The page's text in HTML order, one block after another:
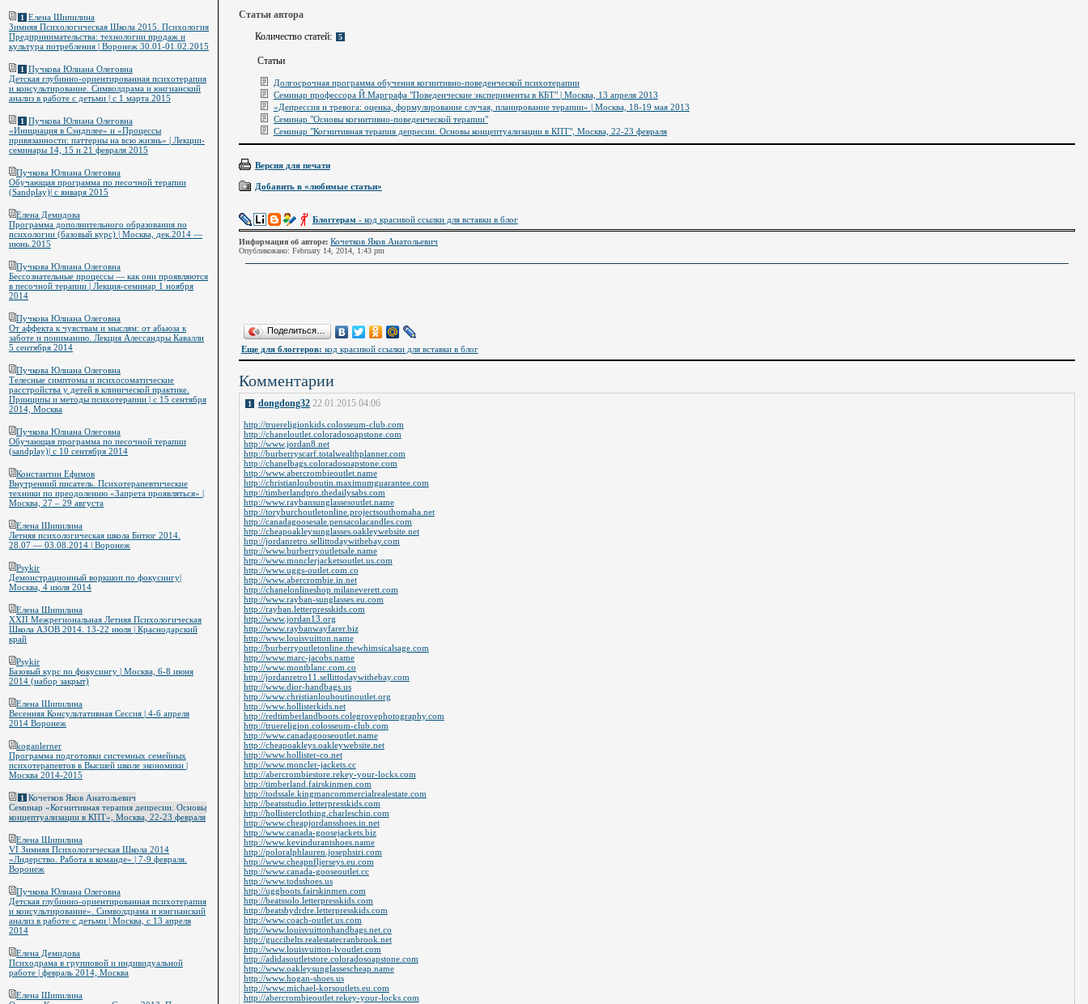
Статьи автора
Количество статей:
5
Статьи
Долгосрочная программа обучения когнитивно-поведенческой психотерапии
Семинар профессора Й.Марграфа "Поведенческие эксперименты в КБТ" | Москва, 13 апреля 2013
«Депрессия и тревога: оценка, формулирование случая, планирование терапии» | Москва, 18-19 мая 2013
Семинар "Основы когнитивно-поведенческой терапии"
Семинар "Когнитивная терапия депресии. Основы концептуализации в КПТ", Москва, 22-23 февраля
Версия для печати
Добавить в «любимые статьи»
Блоггерам - код красивой ссылки для вставки в блог
Информация об авторе: Кочетков Яков Анатольевич
Опубликовано: February 14, 2014, 1:43 pm
Поделиться…
Еще для блоггеров: код красивой ссылки для вставки в блог
Комментарии
1 dongdong32 22.01.2015 04:06
http://truereligionkids.colosseum-club.com
http://chaneloutlet.coloradosoapstone.com
http://www.jordan8.net
http://burberryscarf.totalwealthplanner.com
http://chanelbags.coloradosoapstone.com
http://www.abercrombieoutlet.name
http://christianlouboutin.maximumguarantee.com
http://timberlandpro.thedailysabs.com
http://www.raybansunglassesoutlet.name
http://toryburchoutletonline.projectsouthomaha.net
http://canadagoosesale.pensacolacandles.com
http://cheapoakleysunglasses.oakleywebsite.net
http://jordanretro.sellittodaywithebay.com
http://www.burberryoutletsale.name
http://www.monclerjacketsoutlet.us.com
http://www.uggs-outlet.com.co
http://www.abercrombie.in.net
http://chanelonlineshop.milaneverett.com
http://www.rayban-sunglasses.eu.com
http://rayban.letterpresskids.com
http://www.jordan13.org
http://www.raybanwayfarer.biz
http://www.louisvuitton.name
http://burberryoutletonline.thewhimsicalsage.com
http://www.marc-jacobs.name
http://www.montblanc.com.co
http://jordanretro11.sellittodaywithebay.com
http://www.dior-handbags.us
http://www.christianlouboutinoutlet.org
http://www.hollisterkids.net
http://redtimberlandboots.colegrovephotography.com
http://truereligion.colosseum-club.com
http://www.canadagooseoutlet.name
http://cheapoakleys.oakleywebsite.net
http://www.hollister-co.net
http://www.moncler-jackets.cc
http://abercrombiestore.rekey-your-locks.com
http://timberland.fairskinmen.com
http://todssale.kingmancommercialrealestate.com
http://beatsstudio.letterpresskids.com
http://hollisterclothing.charleschin.com
http://www.cheapjordansshoes.in.net
http://www.canada-goosejackets.biz
http://www.kevindurantshoes.name
http://poloralphlauren.josephsiri.com
http://www.cheapnfljerseys.eu.com
http://www.canada-gooseoutlet.cc
http://www.todsshoes.us
http://uggboots.fairskinmen.com
http://beatssolo.letterpresskids.com
http://beatsbydrdre.letterpresskids.com
http://www.coach-outlet.us.com
http://www.louisvuittonhandbags.net.co
http://guccibelts.realestatecranbrook.net
http://www.louisvuitton-lvoutlet.com
http://adidasoutletstore.coloradosoapstone.com
http://www.oakleysunglassescheap.name
http://www.hogan-shoes.us
http://www.michael-korsoutlets.eu.com
http://abercrombieoutlet.rekey-your-locks.com
1 Елена Шипилина
Зимняя Психологическая Школа 2015. Психология
Предпринимательства: технологии продаж и
культура потребления | Воронеж 30.01-01.02.2015
1 Пучкова Юлиана Олеговна
Детская глубинно-ориентированная психотерапия
и консультирование. Символдрама и юнгианский
анализ в работе с детьми | c 1 марта 2015
1 Пучкова Юлиана Олеговна
«Инициация в Сэндплее» и «Процессы
привязанности: паттерны на всю жизнь» | Лекции-
семинары 14, 15 и 21 февраля 2015
Пучкова Юлиана Олеговна
Обучающая программа по песочной терапии
(Sandplay)| с января 2015
Елена Демидова
Программа дополнительного образования по
психологии (базовый курс) | Москва, дек.2014 —
июнь.2015
Пучкова Юлиана Олеговна
Бессознательные процессы — как они проявляются
в песочной терапии | Лекция-семинар 1 ноября
2014
Пучкова Юлиана Олеговна
От аффекта к чувствам и мыслям: от абьюза к
заботе и пониманию. Лекция Алессандры Кавалли
5 сентября 2014
Пучкова Юлиана Олеговна
Телесные симптомы и психосоматические
расстройства у детей в клинической практике.
Принципы и методы психотерапии | с 15 сентября
2014, Москва
Пучкова Юлиана Олеговна
Обучающая программа по песочной терапии
(sandplay)| с 10 сентября 2014
Константин Ефимов
Внутренний писатель. Психотерапевтические
техники по преодолению «Запрета проявляться» |
Москва, 27 – 29 августа
Елена Шипилина
Летняя психологическая школа Битюг 2014.
28.07 — 03.08.2014 | Воронеж
Psykir
Демонстрационный воркшоп по фокусингу|
Москва, 4 июля 2014
Елена Шипилина
XXII Межрегиональная Летняя Психологическая
Школа АЗОВ 2014. 13-22 июля | Краснодарский
край
Psykir
Базовый курс по фокусингу | Москва, 6-8 июня
2014 (набор закрыт)
Елена Шипилина
Весенняя Консультативная Сессия | 4-6 апреля
2014 Воронеж
koganlerner
Программа подготовки системных семейных
психотерапевтов в Высшей школе экономики |
Москва 2014-2015
1 Кочетков Яков Анатольевич
Семинар «Когнитивная терапия депресии. Основы
концептуализации в КПТ», Москва, 22-23 февраля
Елена Шипилина
VI Зимняя Психологическая Школа 2014
«Лидерство. Работа в команде» | 7-9 февраля.
Воронеж
Пучкова Юлиана Олеговна
Детская глубинно-ориентированная психотерапия
и консультирование». Символдрама и юнгианский
анализ в работе с детьми | Москва, с 13 апреля
2014
Елена Демидова
Психодрама в групповой и индивидуальной
работе | февраль 2014, Москва
Елена Шипилина